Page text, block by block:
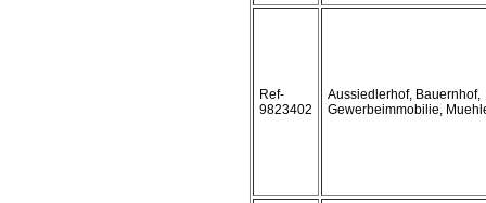
Ref-
9823402
Aussiedlerhof, Bauernhof,
Gewerbeimmobilie,